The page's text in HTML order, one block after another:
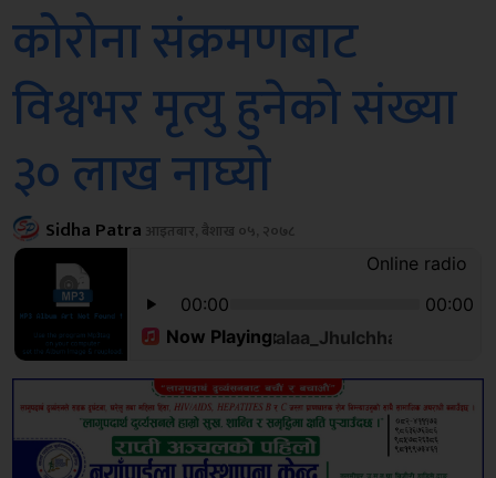
कोरोना संक्रमणबाट
विश्वभर मृत्यु हुनेको संख्या
३० लाख नाघ्यो
Sidha Patra आइतबार, बैशाख ०५, २०७८